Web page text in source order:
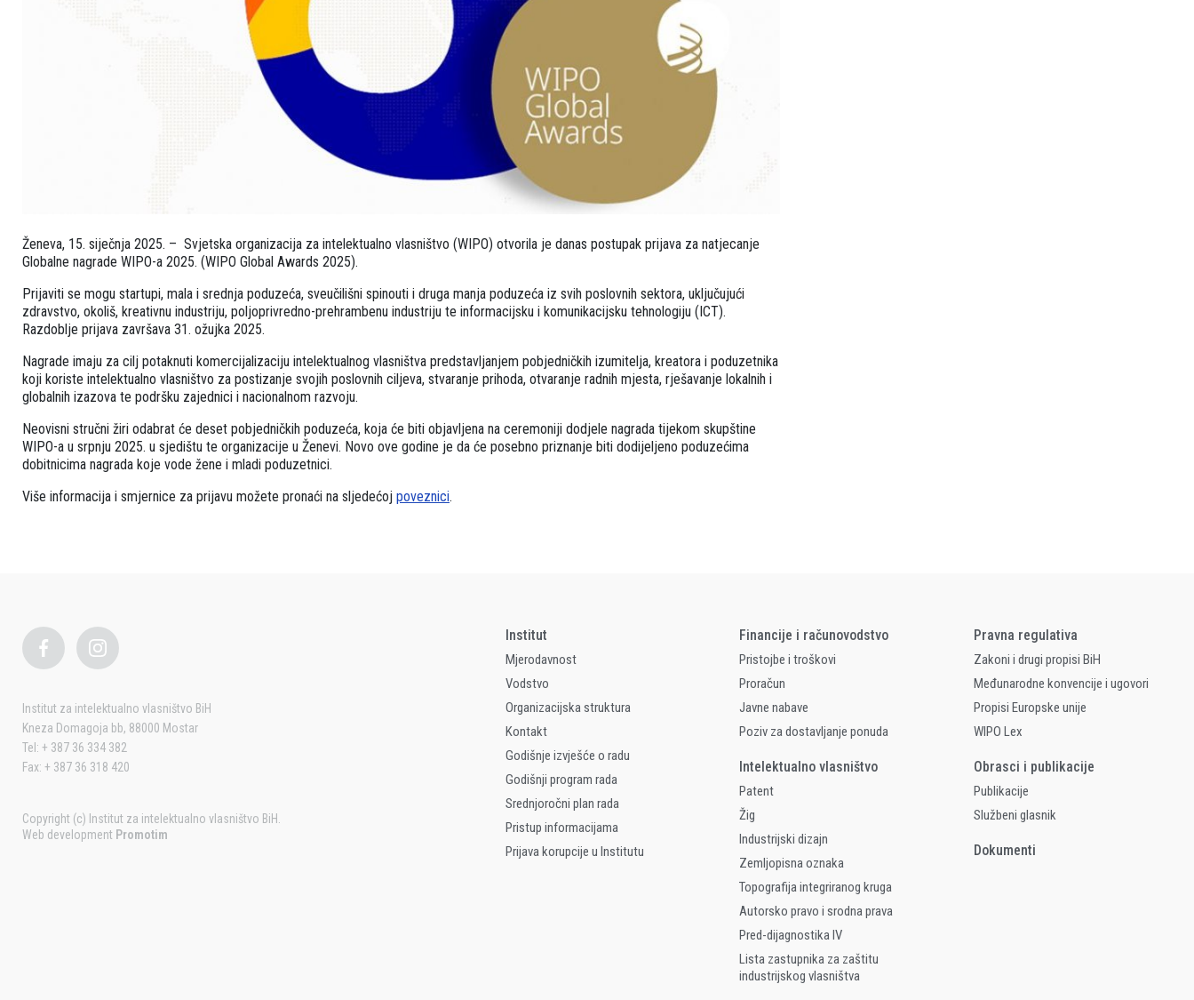
Ženeva, 15. siječnja 2025. – Svjetska organizacija za intelektualno vlasništvo (WIPO) otvorila je danas postupak prijava za natjecanje
Globalne nagrade WIPO-a 2025. (WIPO Global Awards 2025).
Prijaviti se mogu startupi, mala i srednja poduzeća, sveučilišni spinouti i druga manja poduzeća iz svih poslovnih sektora, uključujući
zdravstvo, okoliš, kreativnu industriju, poljoprivredno-prehrambenu industriju te informacijsku i komunikacijsku tehnologiju (ICT).
Razdoblje prijava završava 31. ožujka 2025.
Nagrade imaju za cilj potaknuti komercijalizaciju intelektualnog vlasništva predstavljanjem pobjedničkih izumitelja, kreatora i poduzetnika
koji koriste intelektualno vlasništvo za postizanje svojih poslovnih ciljeva, stvaranje prihoda, otvaranje radnih mjesta, rješavanje lokalnih i
globalnih izazova te podršku zajednici i nacionalnom razvoju.
Neovisni stručni žiri odabrat će deset pobjedničkih poduzeća, koja će biti objavljena na ceremoniji dodjele nagrada tijekom skupštine
WIPO-a u srpnju 2025. u sjedištu te organizacije u Ženevi. Novo ove godine je da će posebno priznanje biti dodijeljeno poduzećima
dobitnicima nagrada koje vode žene i mladi poduzetnici.
Više informacija i smjernice za prijavu možete pronaći na sljedećoj poveznici.
Institut za intelektualno vlasništvo BiH
Kneza Domagoja bb, 88000 Mostar
Tel: + 387 36 334 382
Fax: + 387 36 318 420
Copyright (c) Institut za intelektualno vlasništvo BiH.
Web development Promotim
Institut
Mjerodavnost
Vodstvo
Organizacijska struktura
Kontakt
Godišnje izvješće o radu
Godišnji program rada
Srednjoročni plan rada
Pristup informacijama
Prijava korupcije u Institutu
Financije i računovodstvo
Pristojbe i troškovi
Proračun
Javne nabave
Poziv za dostavljanje ponuda
Intelektualno vlasništvo
Patent
Žig
Industrijski dizajn
Zemljopisna oznaka
Topografija integriranog kruga
Autorsko pravo i srodna prava
Pred-dijagnostika IV
Lista zastupnika za zaštitu
industrijskog vlasništva
Pravna regulativa
Zakoni i drugi propisi BiH
Međunarodne konvencije i ugovori
Propisi Europske unije
WIPO Lex
Obrasci i publikacije
Publikacije
Službeni glasnik
Dokumenti